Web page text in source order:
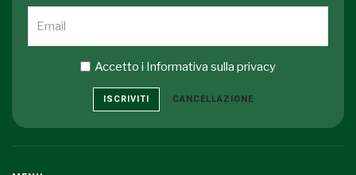
Accetto i Informativa sulla privacy
ISCRIVITI CANCELLAZIONE